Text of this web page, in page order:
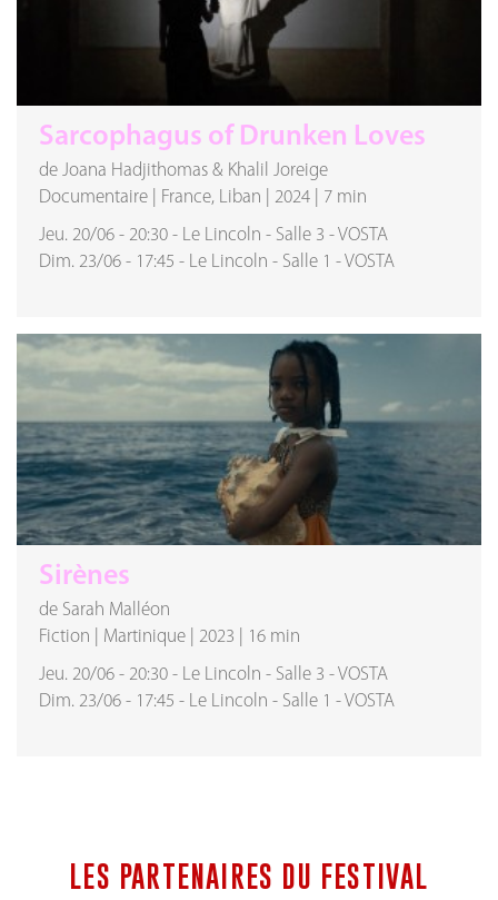
Sarcophagus of Drunken Loves
de Joana Hadjithomas & Khalil Joreige
Documentaire
France, Liban 2024
7 min
Jeu. 20/06 - 20:30 - Le Lincoln - Salle 3 -VOSTA
Dim. 23/06 - 17:45 - Le Lincoln - Salle 1 -VOSTA
Sirènes
de Sarah Malléon
Fiction
Martinique 2023
16 min
Jeu. 20/06 - 20:30 - Le Lincoln - Salle 3 -VOSTA
Dim. 23/06 - 17:45 - Le Lincoln - Salle 1 -VOSTA
LES PARTENAIRES DU FESTIVAL